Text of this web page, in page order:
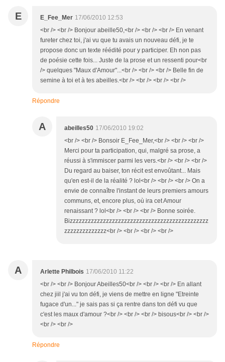
E E_Fee_Mer 17/06/2010 12:53
<br /> <br /> Bonjour abeille50,<br /> <br /> <br /> En venant
fureter chez toi, j'ai vu que tu avais un nouveau défi, je te
propose donc un texte réédité pour y participer. Eh non pas
de poésie cette fois... Juste de la prose et un ressenti pour<br
/> quelques "Maux d'Amour"...<br /> <br /> <br /> Belle fin de
semine à toi et à tes abeilles.<br /> <br /> <br /> <br />
Répondre
A abeilles50 17/06/2010 19:02
<br /> <br /> Bonsoir E_Fee_Mer,<br /> <br /> <br />
Merci pour ta participation, qui, malgré sa prose, a
réussi à s'immiscer parmi les vers.<br /> <br /> <br />
Du regard au baiser, ton récit est envoûtant... Mais
qu'en est-il de la réalité ? lol<br /> <br /> <br /> On a
envie de connaître l'instant de leurs premiers amours
communs, et, encore plus, où ira cet Amour
renaissant ? lol<br /> <br /> <br /> Bonne soirée.
Bizzzzzzzzzzzzzzzzzzzzzzzzzzzzzzzzzzzzzzzzzzzzzz
zzzzzzzzzzzzzz<br /> <br /> <br /> <br />
A Arlette Philbois 17/06/2010 11:22
<br /> <br /> Bonjour Abeilles50<br /> <br /> <br /> En allant
chez jiil j'ai vu ton défi, je viens de mettre en ligne "Etreinte
fugace d'un..." je sais pas si ça rentre dans ton défi vu que
c'est les maux d'amour ?<br /> <br /> <br /> bisous<br /> <br />
<br /> <br />
Répondre